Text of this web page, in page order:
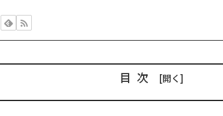
目次